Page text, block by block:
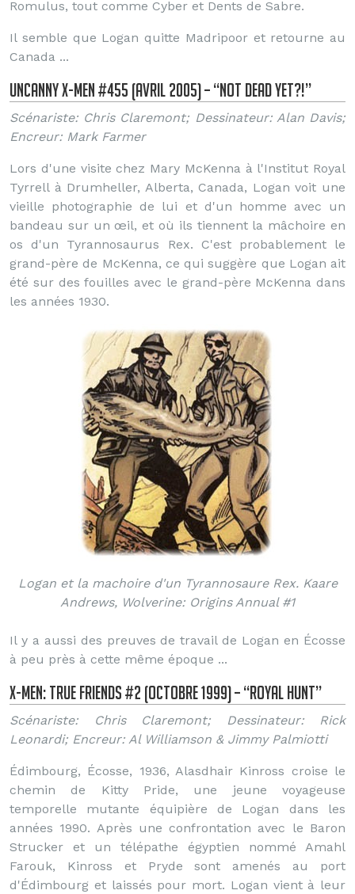
Romulus, tout comme Cyber et Dents de Sabre.
Il semble que Logan quitte Madripoor et retourne au
Canada ...
Uncanny X-Men #455 (Avril 2005) – “Not Dead Yet?!”
Scénariste: Chris Claremont; Dessinateur: Alan Davis;
Encreur: Mark Farmer
Lors d'une visite chez Mary McKenna à l'Institut Royal
Tyrrell à Drumheller, Alberta, Canada, Logan voit une
vieille photographie de lui et d'un homme avec un
bandeau sur un œil, et où ils tiennent la mâchoire en
os d'un Tyrannosaurus Rex. C'est probablement le
grand-père de McKenna, ce qui suggère que Logan ait
été sur des fouilles avec le grand-père McKenna dans
les années 1930.
Logan et la machoire d'un Tyrannosaure Rex. Kaare
Andrews, Wolverine: Origins Annual #1
Il y a aussi des preuves de travail de Logan en Écosse
à peu près à cette même époque ...
X-Men: True Friends #2 (Octobre 1999) – “Royal Hunt”
Scénariste: Chris Claremont; Dessinateur: Rick
Leonardi; Encreur: Al Williamson & Jimmy Palmiotti
Édimbourg, Écosse, 1936, Alasdhair Kinross croise le
chemin de Kitty Pride, une jeune voyageuse
temporelle mutante équipière de Logan dans les
années 1990. Après une confrontation avec le Baron
Strucker et un télépathe égyptien nommé Amahl
Farouk, Kinross et Pryde sont amenés au port
d'Édimbourg et laissés pour mort. Logan vient à leur